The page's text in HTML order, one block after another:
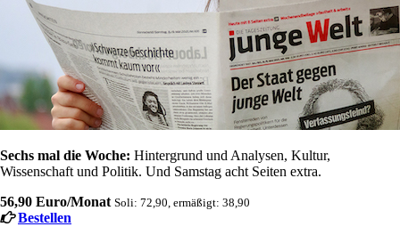
Sechs mal die Woche: Hintergrund und Analysen, Kultur,
Wissenschaft und Politik. Und Samstag acht Seiten extra.
56,90 Euro/Monat Soli: 72,90, ermäßigt: 38,90
Bestellen